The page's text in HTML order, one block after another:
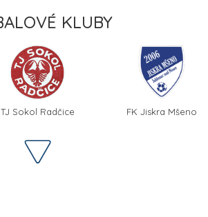
KLUBY
TJ Sokol Radčice FK Jiskra Mšeno